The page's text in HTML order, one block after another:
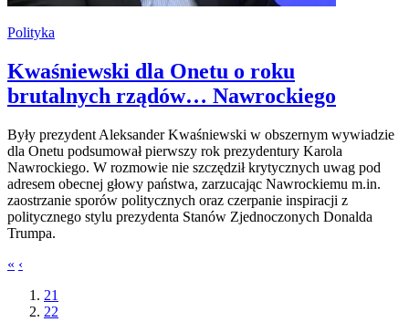
Polityka
Kwaśniewski dla Onetu o roku
brutalnych rządów… Nawrockiego
Były prezydent Aleksander Kwaśniewski w obszernym wywiadzie
dla Onetu podsumował pierwszy rok prezydentury Karola
Nawrockiego. W rozmowie nie szczędził krytycznych uwag pod
adresem obecnej głowy państwa, zarzucając Nawrockiemu m.in.
zaostrzanie sporów politycznych oraz czerpanie inspiracji z
politycznego stylu prezydenta Stanów Zjednoczonych Donalda
Trumpa.
« ‹
21
22